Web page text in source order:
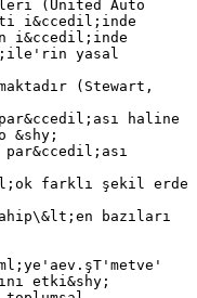
(United Auto
i&ccedil;inde
i&ccedil;inde
yasal
(Stewart,
haline
&shy;
farklı şekil erde
bazıları
etki&shy;